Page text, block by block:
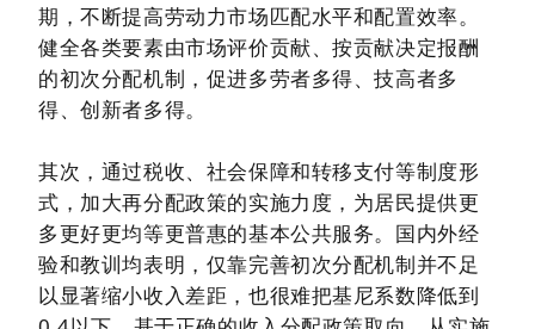
期，不断提高劳动力市场匹配水平和配置效率。
健全各类要素由市场评价贡献、按贡献决定报酬
的初次分配机制，促进多劳者多得、技高者多
得、创新者多得。
其次，通过税收、社会保障和转移支付等制度形
式，加大再分配政策的实施力度，为居民提供更
多更好更均等更普惠的基本公共服务。国内外经
验和教训均表明，仅靠完善初次分配机制并不足
以显著缩小收入差距，也很难把基尼系数降低到